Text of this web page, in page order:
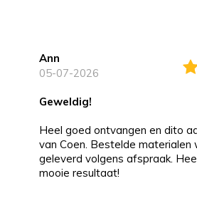
Ann
05-07-2026
Geweldig!
Heel goed ontvangen en dito
van Coen. Bestelde materialen
geleverd volgens afspraak.
mooie resultaat!